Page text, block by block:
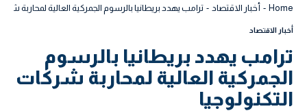
Home أخبار الاقتصاد - ترامب يهدد بريطانيا بالرسوم الجمركية العالية لمحاربة
أخبار الاقتصاد
ترامب يهدد بريطانيا بالرسوم
الجمركية العالية لمحاربة شركات
التكنولوجيا